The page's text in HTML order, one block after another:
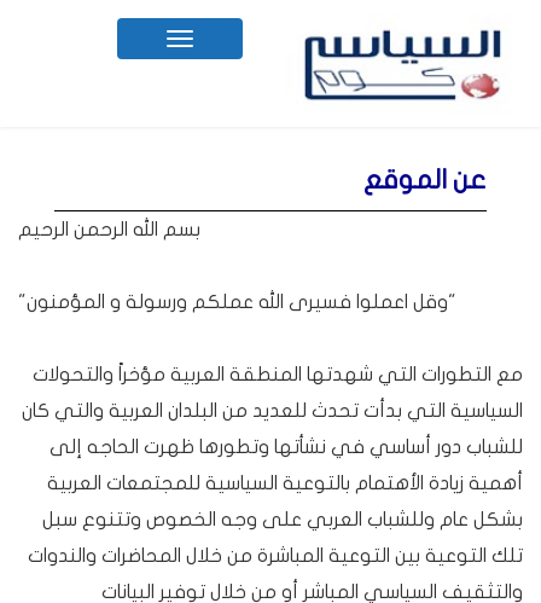
Toggle
navigation
عن الموقع
بسم الله الرحمن الرحيم
"وقل اعملوا فسيرى الله عملكم ورسولة و المؤمنون"
مع التطورات التي شهدتها المنطقة العربية مؤخراً والتحولات
السياسية التي بدأت تحدث للعديد من البلدان العربية والتي كان
للشباب دور أساسي في نشأتها وتطورها ظهرت الحاجه إلى
أهمية زيادة الأهتمام بالتوعية السياسية للمجتمعات العربية
بشكل عام وللشباب العربي على وجه الخصوص وتتنوع سبل
تلك التوعية بين التوعية المباشرة من خلال المحاضرات والندوات
والتثقيف السياسي المباشر أو من خلال توفير البيانات